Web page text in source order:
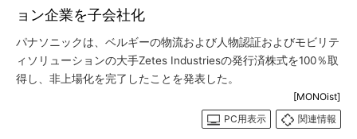
ョン企業を子会社化
パナソニックは、ベルギーの物流および人物認証およびモビリテ
ィソリューションの大手Zetes Industriesの発行済株式を100％取
得し、非上場化を完了したことを発表した。
[MONOist]
PC用表示
関連情報